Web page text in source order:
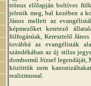
trónus előlapján boltíves
jelenik meg, bal kezében a
János mellett az
képmezőket keretező
fölfogásúak, Keresztelő
továbbá az evangélisták
szándékában az új stílus
dombormű József legendáját,
közöttük nem
realizmussal.